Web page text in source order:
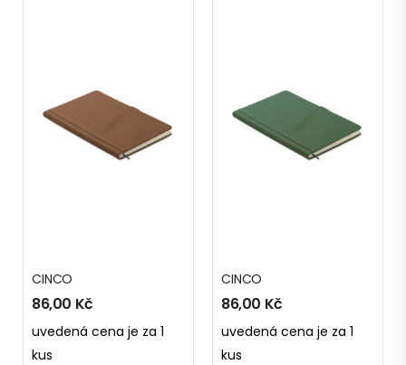
CINCO
86,00 Kč
uvedená cena je za 1
kus
CINCO
86,00 Kč
uvedená cena je za 1
kus